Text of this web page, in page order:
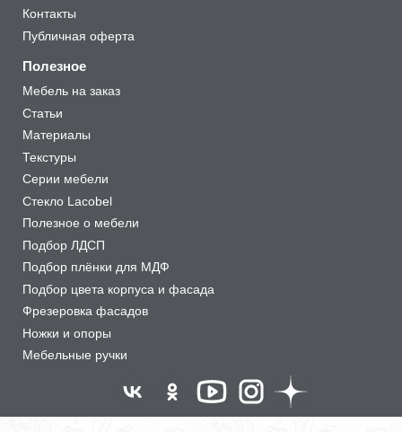
Контакты
Публичная оферта
Полезное
Мебель на заказ
Статьи
Материалы
Текстуры
Серии мебели
Стекло Lacobel
Полезное о мебели
Подбор ЛДСП
Подбор плёнки для МДФ
Подбор цвета корпуса и фасада
Фрезеровка фасадов
Ножки и опоры
Мебельные ручки